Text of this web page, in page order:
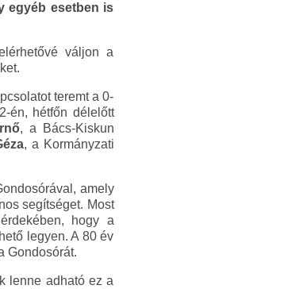
egyéb esetben is
váljon a
teremt a 0-
én, hétfőn délelőtt
, a Bács-Kiskun
, a Kormányzati
amely
segítséget. Most
hogy a
legyen. A 80 év
Gondosórát.
lenne adható ez a